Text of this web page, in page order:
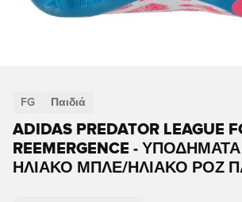
FG Παιδιά
ADIDAS PREDATOR LEAGUE
REEMERGENCE -
ΗΛΙΑΚΌ ΜΠΛΕ/ΗΛΙΑΚΌ ΡΟΖ